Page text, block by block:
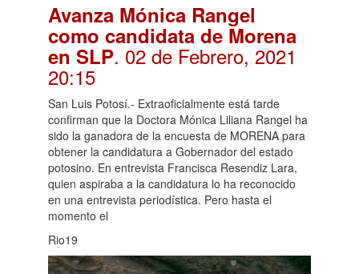
Avanza Mónica Rangel
como candidata de Morena
en SLP. 02 de Febrero, 2021
20:15
San Luis Potosí.- Extraoficialmente está tarde
confirman que la Doctora Mónica Liliana Rangel ha
sido la ganadora de la encuesta de MORENA para
obtener la candidatura a Gobernador del estado
potosino. En entrevista Francisca Resendiz Lara,
quien aspiraba a la candidatura lo ha reconocido
en una entrevista periodística. Pero hasta el
momento el
Rio19